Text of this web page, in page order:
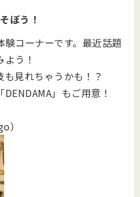
ぼう！
コーナーです。最近話題
う！
見れちゃうかも！？
」もご用意！
）